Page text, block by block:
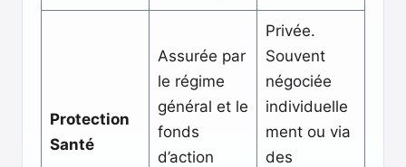
Protection
Santé
Assurée par
le régime
général et le
fonds
d’action
Privée.
Souvent
négociée
individuelle
ment ou via
des